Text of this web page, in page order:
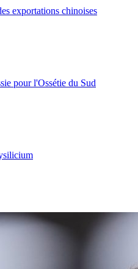
exportations chinoises
pour l'Ossétie du Sud